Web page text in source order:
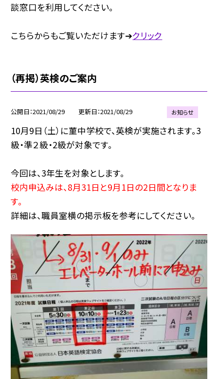
談窓口を利用してください。
こちらからもご覧いただけます➔クリック
（再掲）英検のご案内
公開日 2021/08/29 更新日 2021/08/29 お知らせ
10月9日（土）に菫中学校で、英検が実施されます。3
級・準２級・2級が対象です。
今回は、3年生を対象とします。
校内申込みは、8月31日と9月1日の2日間となりま
す。
詳細は、職員室横の掲示板を参考にしてください。